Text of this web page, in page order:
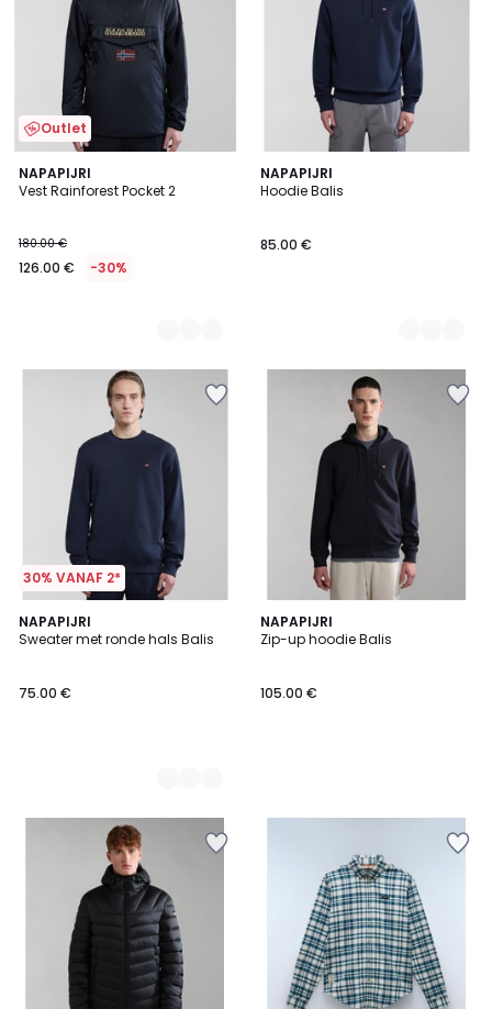
Outlet
NAPAPIJRI
Vest Rainforest Pocket 2
180.00 €
126.00 € -30%
2
Kleuren
NAPAPIJRI
Hoodie Balis
85.00 €
2
Kleuren
30% VANAF 2*
NAPAPIJRI
Sweater met ronde hals Balis
75.00 €
2
Kleuren
NAPAPIJRI
Zip-up hoodie Balis
105.00 €